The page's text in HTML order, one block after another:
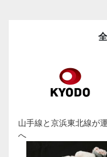
山手線と京浜東北線が
へ